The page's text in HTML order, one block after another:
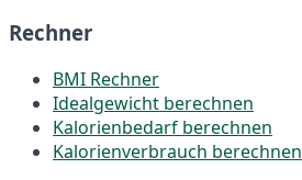
Rechner
BMI Rechner
Idealgewicht berechnen
Kalorienbedarf berechnen
Kalorienverbrauch berechnen